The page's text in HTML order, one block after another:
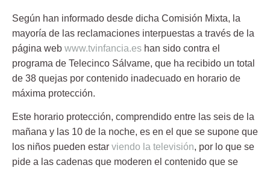
Según han informado desde dicha Comisión Mixta, la
mayoría de las reclamaciones interpuestas a través de la
página web www.tvinfancia.es han sido contra el
programa de Telecinco Sálvame, que ha recibido un total
de 38 quejas por contenido inadecuado en horario de
máxima protección.
Este horario protección, comprendido entre las seis de la
mañana y las 10 de la noche, es en el que se supone que
los niños pueden estar viendo la televisión, por lo que se
pide a las cadenas que moderen el contenido que se